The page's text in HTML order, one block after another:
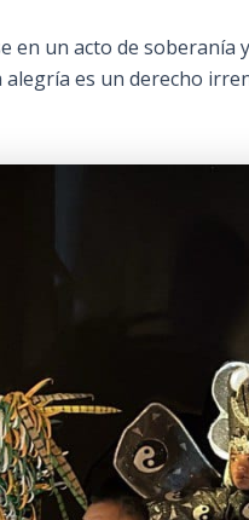
en un acto de soberanía
es un derecho